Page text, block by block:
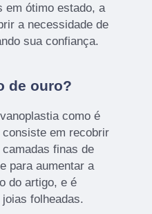
em ótimo estado, a
a necessidade de
sua confiança.
de ouro?
como é
em recobrir
finas de
para aumentar a
do artigo, e é
folheadas.